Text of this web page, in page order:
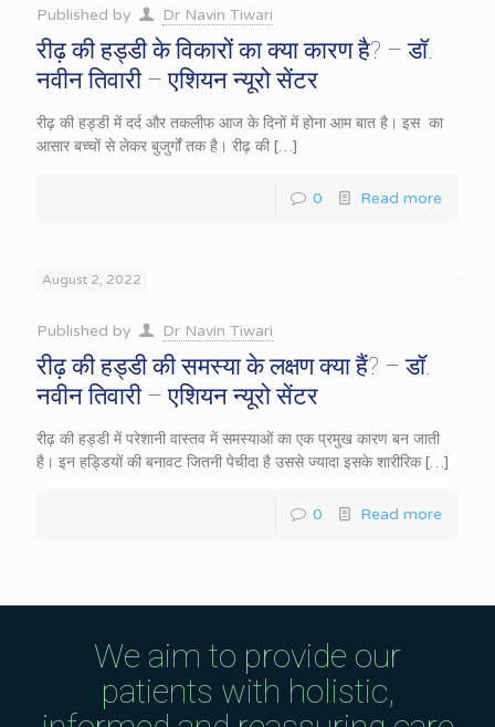
Published by Dr Navin Tiwari
रीढ़ की हड्डी के विकारों का क्या कारण है? – डॉ.
नवीन तिवारी – एशियन न्यूरो सेंटर
रीढ़ की हड्डी में दर्द और तकलीफ आज के दिनों में होना आम बात है। इस का
आसार बच्चों से लेकर बुजुर्गों तक है। रीढ़ की […]
0 Read more
August 2, 2022
Published by Dr Navin Tiwari
रीढ़ की हड्डी की समस्या के लक्षण क्या हैं? – डॉ.
नवीन तिवारी – एशियन न्यूरो सेंटर
रीढ़ की हड्डी में परेशानी वास्तव में समस्याओं का एक प्रमुख कारण बन जाती
है। इन हड्डियों की बनावट जितनी पेचीदा है उससे ज्यादा इसके शारीरिक[…]
0 Read more
We aim to provide our
patients with holistic,